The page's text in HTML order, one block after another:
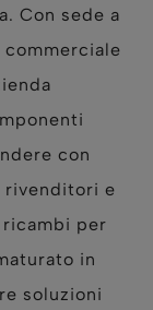
Con sede a
commerciale
con
rivenditori e
per
in
soluzioni